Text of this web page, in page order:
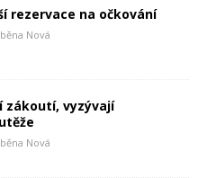
rezervace na očkování
Nová
zákoutí, vyzývají
Nová